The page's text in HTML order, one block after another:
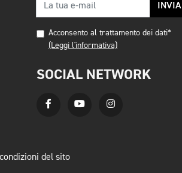
INVIA
Acconsento al trattamento dei dati*
(Leggi l'informativa)
SOCIAL NETWORK
del sito